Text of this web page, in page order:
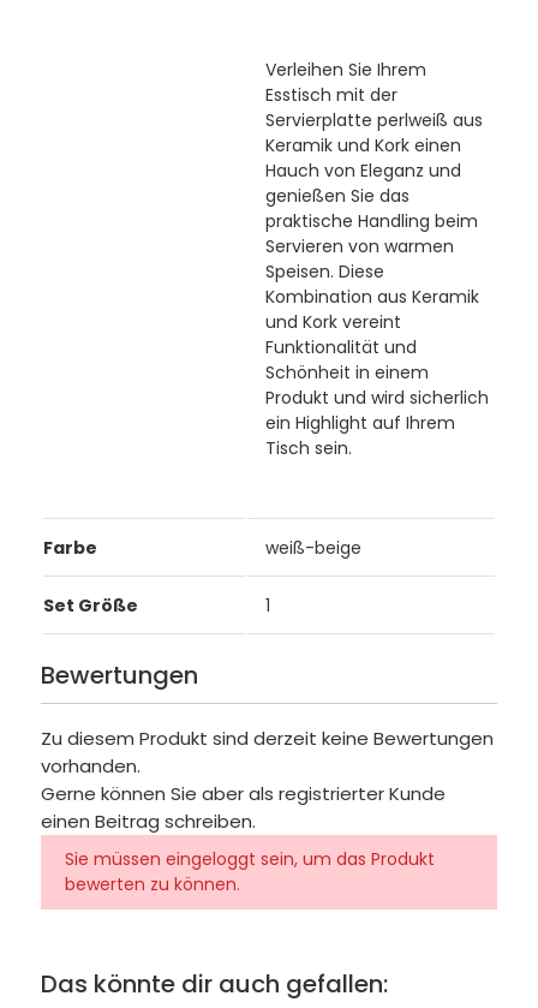
Verleihen Sie Ihrem
Esstisch mit der
Servierplatte perlweiß aus
Keramik und Kork einen
Hauch von Eleganz und
genießen Sie das
praktische Handling beim
Servieren von warmen
Speisen. Diese
Kombination aus Keramik
und Kork vereint
Funktionalität und
Schönheit in einem
Produkt und wird sicherlich
ein Highlight auf Ihrem
Tisch sein.
Farbe weiß-beige
Set Größe 1
Bewertungen
Zu diesem Produkt sind derzeit keine Bewertungen
vorhanden.
Gerne können Sie aber als registrierter Kunde
einen Beitrag schreiben.
Sie müssen eingeloggt sein, um das Produkt
bewerten zu können.
Das könnte dir auch gefallen: